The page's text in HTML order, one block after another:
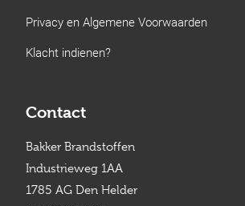
Privacy en Algemene Voorwaarden
Klacht indienen?
Contact
Bakker Brandstoffen
Industrieweg 1AA
1785 AG Den Helder